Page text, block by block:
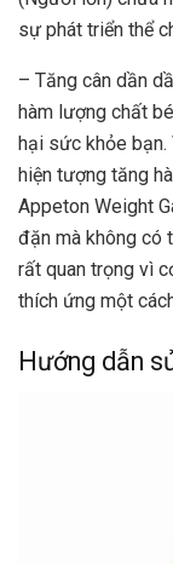
sự phát triển thể
– Tăng cân dần
hàm lượng chất
hại sức khỏe bạn.
hiện tượng tăng
Appeton Weight
đặn mà không có
rất quan trọng vì
thích ứng một
Hướng dẫn